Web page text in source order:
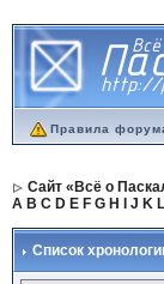
Правила
Сайт «Всё о
A B C D E F G H J K L
Список